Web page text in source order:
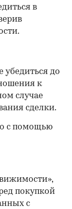
в
убедиться до
к
случае
сделки.
с помощью
покупкой
с